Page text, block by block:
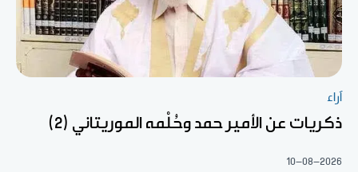
آراء
ذكريات عن الأمير حمد وحُلْمه الموريتاني (2)
10-08-2026